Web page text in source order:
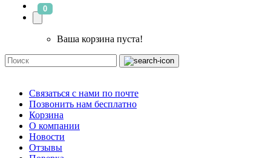
0
Ваша корзина пуста!
Связаться с нами по почте
Позвонить нам бесплатно
Корзина
О компании
Новости
Отзывы